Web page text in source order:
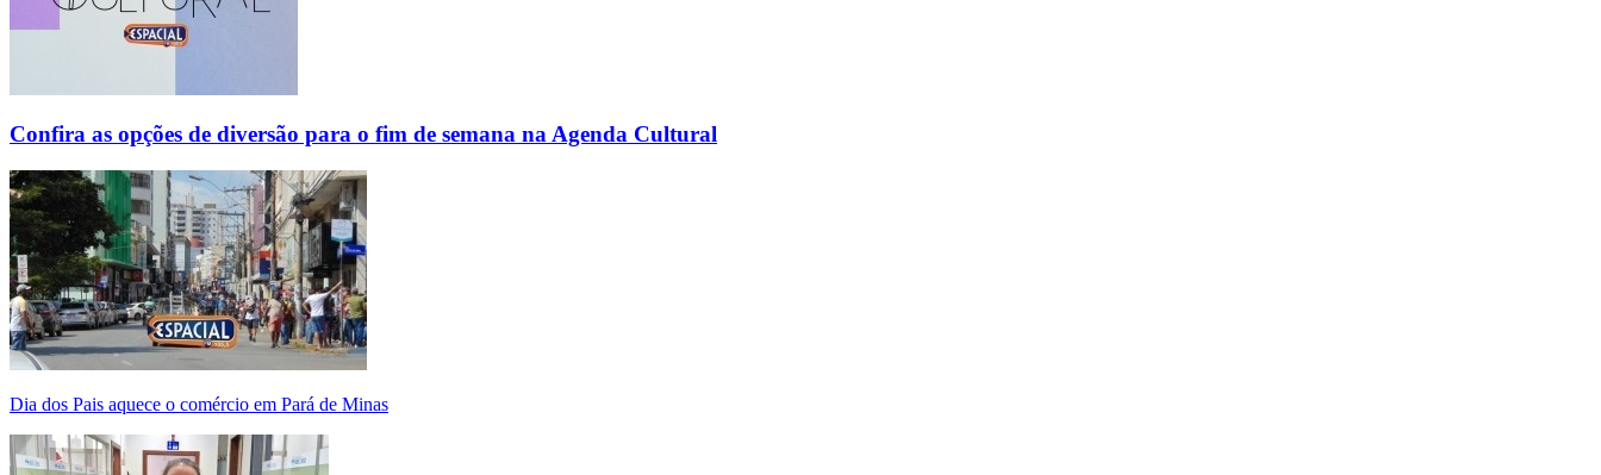
Confira as opções de diversão para o fim de semana na Agenda Cultural
Dia dos Pais aquece o comércio em Pará de Minas